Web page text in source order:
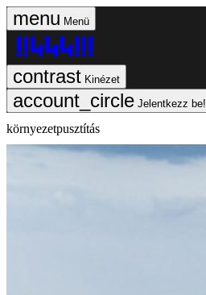
Menü
Kinézet
Jelentkezz be!
környezetpusztítás